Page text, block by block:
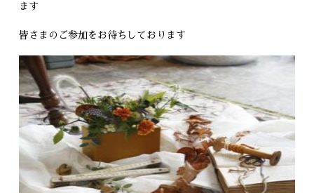
ます
皆さまのご参加をお待ちしております